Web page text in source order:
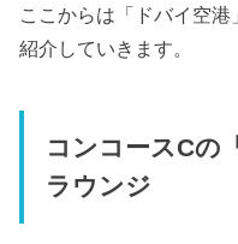
ここからは「ドバイ空
紹介していきます。
コンコースCの
ラウンジ